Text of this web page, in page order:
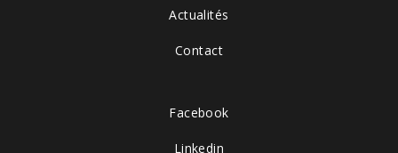
Actualités
Contact
Facebook
Linkedin